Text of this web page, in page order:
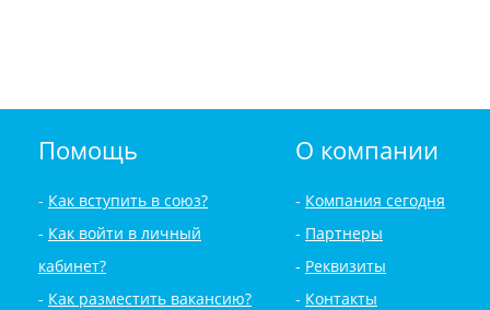
Помощь
Как вступить в союз?
Как войти в личный
кабинет?
Как разместить вакансию?
О компании
Компания сегодня
Партнеры
Реквизиты
Контакты